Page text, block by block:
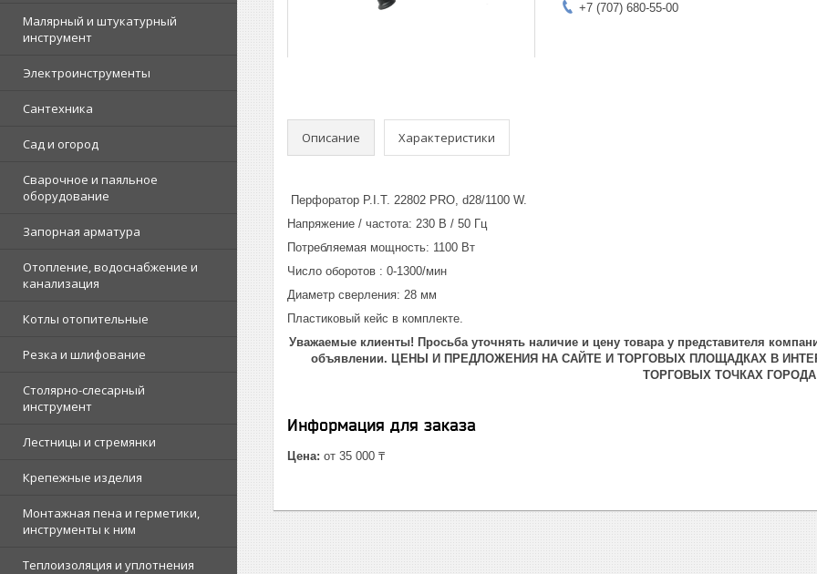
Малярный и штукатурный
инструмент
Электроинструменты
Сантехника
Сад и огород
Сварочное и паяльное
оборудование
Запорная арматура
Отопление, водоснабжение и
канализация
Котлы отопительные
Резка и шлифование
Столярно-слесарный
инструмент
Лестницы и стремянки
Крепежные изделия
Монтажная пена и герметики,
инструменты к ним
Теплоизоляция и уплотнения
+7 (707) 680-55-00
Описание Характеристики
Перфоратор P.I.T. 22802 PRO, d28/1100 W.
Напряжение / частота: 230 В / 50 Гц
Потребляемая мощность: 1100 Вт
Число оборотов : 0-1300/мин
Диаметр сверления: 28 мм
Пластиковый кейс в комплекте.
Уважаемые клиенты! Просьба уточнять наличие и цену товара у представителя
объявлении. ЦЕНЫ И ПРЕДЛОЖЕНИЯ НА САЙТЕ И ТОРГОВЫХ ПЛОЩАДКАХ В
ТОРГОВЫХ ТОЧКАХ
Информация для заказа
Цена: от 35 000 ₸